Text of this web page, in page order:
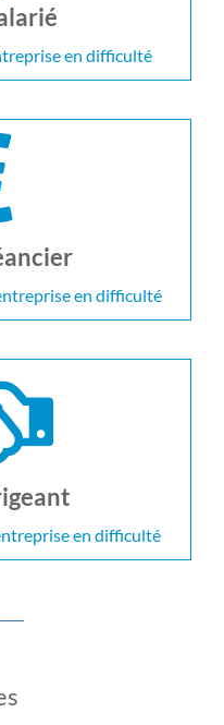
en difficulté
en difficulté
en difficulté